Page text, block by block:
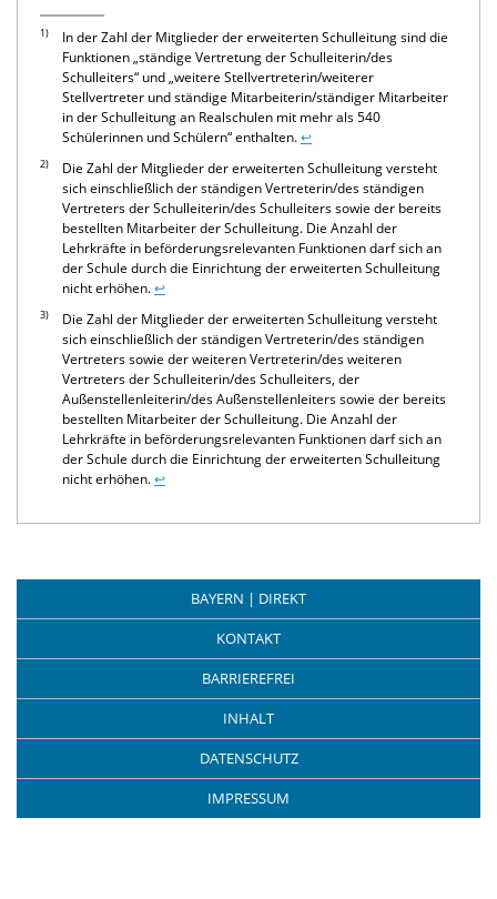
1)
In der Zahl der Mitglieder der erweiterten Schulleitung sind die
Funktionen „ständige Vertretung der Schulleiterin/des
Schulleiters“ und „weitere Stellvertreterin/weiterer
Stellvertreter und ständige Mitarbeiterin/ständiger Mitarbeiter
in der Schulleitung an Realschulen mit mehr als 540
Schülerinnen und Schülern“ enthalten.↩
2)
Die Zahl der Mitglieder der erweiterten Schulleitung versteht
sich einschließlich der ständigen Vertreterin/des ständigen
Vertreters der Schulleiterin/des Schulleiters sowie der bereits
bestellten Mitarbeiter der Schulleitung. Die Anzahl der
Lehrkräfte in beförderungsrelevanten Funktionen darf sich an
der Schule durch die Einrichtung der erweiterten Schulleitung
nicht erhöhen.↩
3)
Die Zahl der Mitglieder der erweiterten Schulleitung versteht
sich einschließlich der ständigen Vertreterin/des ständigen
Vertreters sowie der weiteren Vertreterin/des weiteren
Vertreters der Schulleiterin/des Schulleiters, der
Außenstellenleiterin/des Außenstellenleiters sowie der bereits
bestellten Mitarbeiter der Schulleitung. Die Anzahl der
Lehrkräfte in beförderungsrelevanten Funktionen darf sich an
der Schule durch die Einrichtung der erweiterten Schulleitung
nicht erhöhen.↩
BAYERN | DIREKT
KONTAKT
BARRIEREFREI
INHALT
DATENSCHUTZ
IMPRESSUM